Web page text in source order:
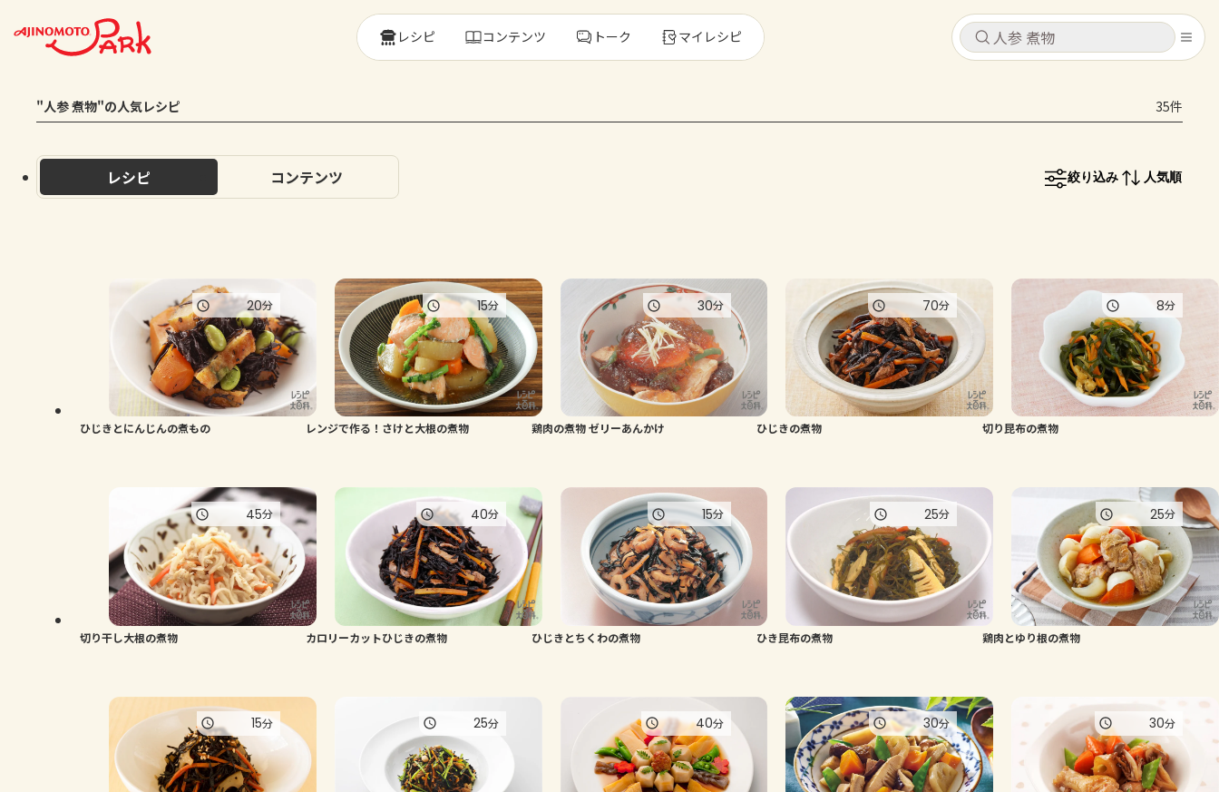
キャンセル
ログインするとレシピを保存できます
コンテンツ
レシピ
トーク
よくあるお問い合わせ
お買い物
AJINOMOTO PARK とは
キャンセル
レシピ コンテンツ
レシピ コンテンツ トーク マイレシピ
"人参 煮物"の人気レシピ 35件
レシピ コンテンツ 絞り込み 人気順
ひじきとにんじんの煮もの
20分
レンジで作る！さけと大根の煮物
15分
鶏肉の煮物 ゼリーあんかけ
30分
ひじきの煮物
70分
切り昆布の煮物
8分
切り干し大根の煮物
45分
カロリーカットひじきの煮物
40分
ひじきとちくわの煮物
15分
ひき昆布の煮物
25分
鶏肉とゆり根の煮物
25分
15分 25分 40分 30分 30分